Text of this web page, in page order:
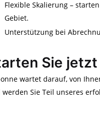
Flexible Skalierung –
Gebiet.
Unterstützung bei
Sie
wartet darauf, von
werden Sie Teil unseres